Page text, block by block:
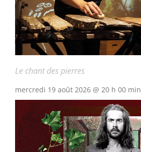
Le chant des pierres
mercredi 19 août 2026 @ 20 h 00 min